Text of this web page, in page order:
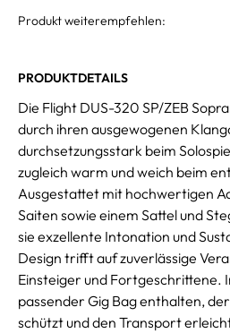
Produkt weiterempfehlen:
PRODUKTDETAILS
Die Flight DUS-320 SP/ZEB
durch ihren ausgewogenen
durchsetzungsstark beim
zugleich warm und weich beim
Ausgestattet mit hochwertigen
Saiten sowie einem Sattel und
sie exzellente Intonation und
Design trifft auf zuverlässige
Einsteiger und Fortgeschrittene.
passender Gig Bag enthalten,
schützt und den Transport